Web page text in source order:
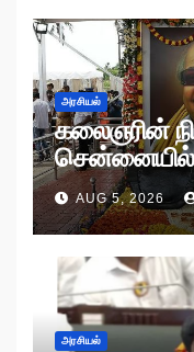
அரசியல்
கலைஞரின்
சென்னையில்
பேரணி!
AUG 5, 2026
அரசியல்